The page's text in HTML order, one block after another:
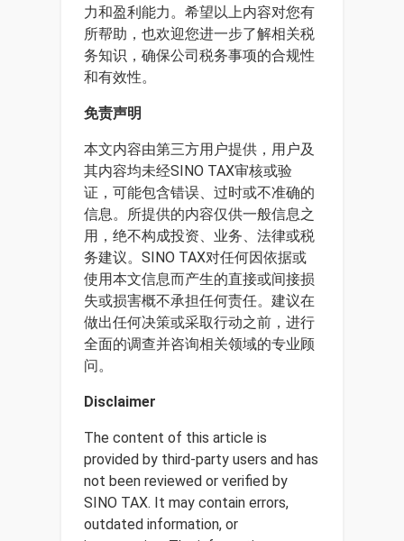
力和盈利能力。希望以上内容对您有
所帮助，也欢迎您进一步了解相关税
务知识，确保公司税务事项的合规性
和有效性。
免责声明
本文内容由第三方用户提供，用户及
其内容均未经SINO TAX审核或验
证，可能包含错误、过时或不准确的
信息。所提供的内容仅供一般信息之
用，绝不构成投资、业务、法律或税
务建议。SINO TAX对任何因依据或
使用本文信息而产生的直接或间接损
失或损害概不承担任何责任。建议在
做出任何决策或采取行动之前，进行
全面的调查并咨询相关领域的专业顾
问。
Disclaimer
The content of this article is
provided by third-party users and has
not been reviewed or verified by
SINO TAX. It may contain errors,
outdated information, or